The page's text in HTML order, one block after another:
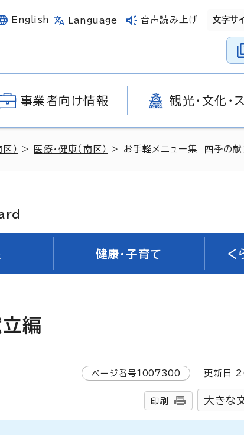
English Language 音声読み上げ 文字サ
事業者向け情報 観光・文化・
） > 医療・健康（南区） > お手軽メニュー集 四季の献
健康・子育て く
編
ページ番号1007300 更新日
印刷 大きな